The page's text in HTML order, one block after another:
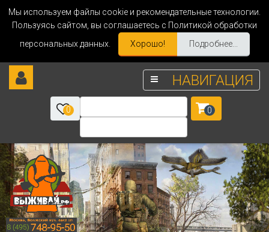
Мы используем файлы cookie и рекомендательные технологии.
Пользуясь сайтом, вы соглашаетесь с Политикой обработки
персональных данных.
Хорошо! Подробнее...
НАВИГАЦИЯ
0 0